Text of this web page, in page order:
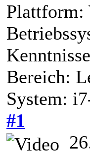
Plattform:
Bereich:
System:
#1